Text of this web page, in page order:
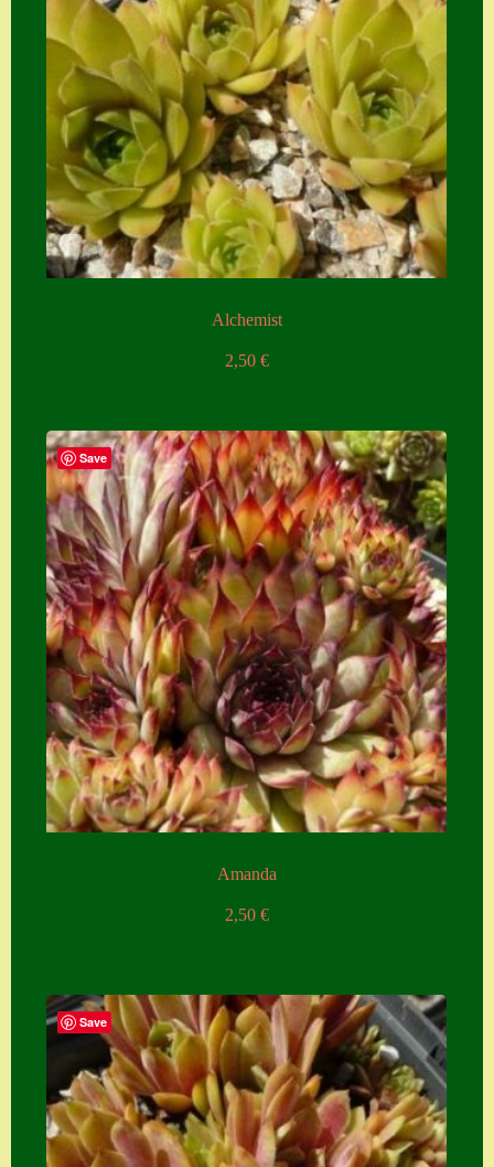
Widerrufsbelehru
ng
Zahlung
Zahlungs- &
Versandinfos
Zubehör
Zubehör
Alchemist
2,50 €
Save
Amanda
2,50 €
Save